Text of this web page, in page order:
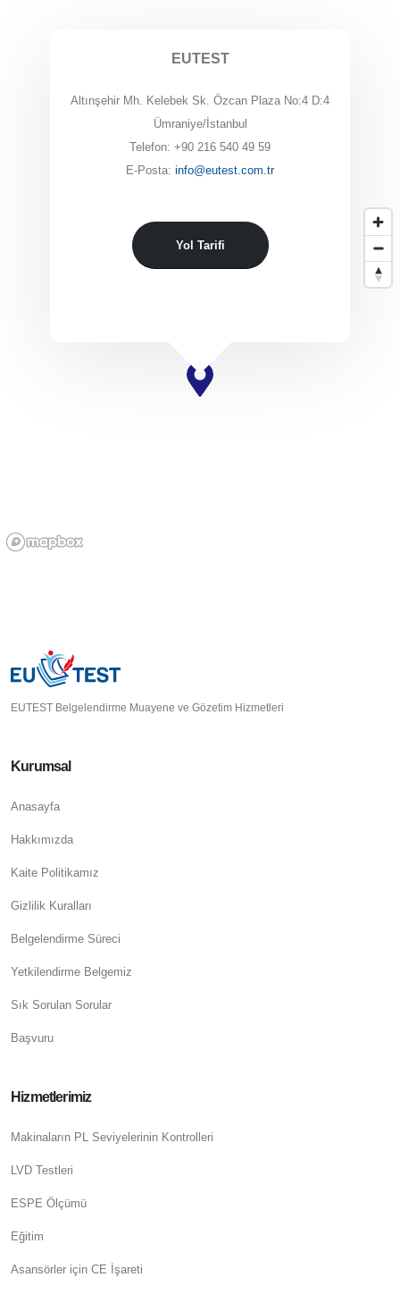
EUTEST
Altınşehir Mh. Kelebek Sk. Özcan Plaza No:4 D:4
Ümraniye/İstanbul
Telefon: +90 216 540 49 59
E-Posta: info@eutest.com.tr
Yol Tarifi
EUTEST Belgelendirme Muayene ve Gözetim Hizmetleri
Kurumsal
Anasayfa
Hakkımızda
Kaite Politikamız
Gizlilik Kuralları
Belgelendirme Süreci
Yetkilendirme Belgemiz
Sık Sorulan Sorular
Başvuru
Hizmetlerimiz
Makinaların PL Seviyelerinin Kontrolleri
LVD Testleri
ESPE Ölçümü
Eğitim
Asansörler için CE İşareti